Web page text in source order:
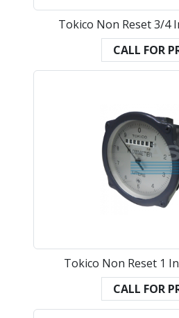
Tokico Non Reset 3/4
CALL FOR
Tokico Non Reset 1
CALL FOR